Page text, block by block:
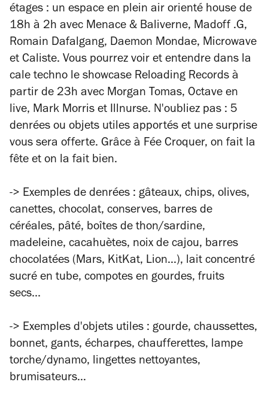
étages : un espace en plein air orienté house de
18h à 2h avec Menace & Baliverne, Madoff .G,
Romain Dafalgang, Daemon Mondae, Microwave
et Caliste. Vous pourrez voir et entendre dans la
cale techno le showcase Reloading Records à
partir de 23h avec Morgan Tomas, Octave en
live, Mark Morris et Illnurse. N'oubliez pas : 5
denrées ou objets utiles apportés et une surprise
vous sera offerte. Grâce à Fée Croquer, on fait la
fête et on la fait bien.
-> Exemples de denrées : gâteaux, chips, olives,
canettes, chocolat, conserves, barres de
céréales, pâté, boîtes de thon/sardine,
madeleine, cacahuètes, noix de cajou, barres
chocolatées (Mars, KitKat, Lion...), lait concentré
sucré en tube, compotes en gourdes, fruits
secs...
-> Exemples d'objets utiles : gourde, chaussettes,
bonnet, gants, écharpes, chaufferettes, lampe
torche/dynamo, lingettes nettoyantes,
brumisateurs…